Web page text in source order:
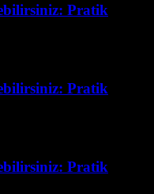
Pratik
Pratik
Pratik